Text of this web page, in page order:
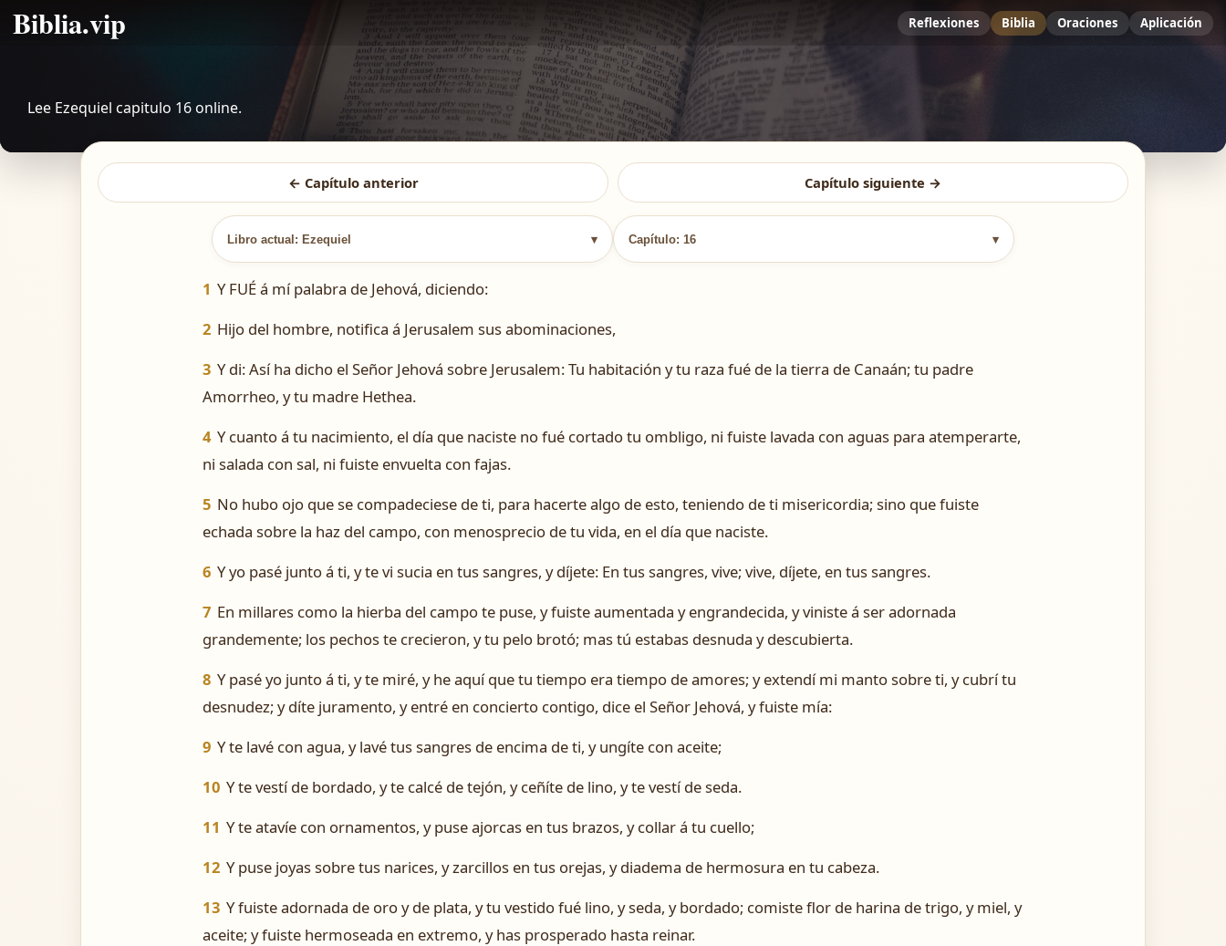
Biblia.vip Reflexiones Biblia Oraciones Aplicación
Lee Ezequiel capitulo 16 online.
← Capítulo anterior Capítulo siguiente →
Libro actual: Ezequiel ▾ Capítulo: 16 ▾
1 Y FUÉ á mí palabra de Jehová, diciendo:
2 Hijo del hombre, notifica á Jerusalem sus abominaciones,
3 Y di: Así ha dicho el Señor Jehová sobre Jerusalem: Tu habitación y tu raza fué de la tierra de Canaán; tu padre
Amorrheo, y tu madre Hethea.
4 Y cuanto á tu nacimiento, el día que naciste no fué cortado tu ombligo, ni fuiste lavada con aguas para atemperarte,
ni salada con sal, ni fuiste envuelta con fajas.
5 No hubo ojo que se compadeciese de ti, para hacerte algo de esto, teniendo de ti misericordia; sino que fuiste
echada sobre la haz del campo, con menosprecio de tu vida, en el día que naciste.
6 Y yo pasé junto á ti, y te vi sucia en tus sangres, y díjete: En tus sangres, vive; vive, díjete, en tus sangres.
7 En millares como la hierba del campo te puse, y fuiste aumentada y engrandecida, y viniste á ser adornada
grandemente; los pechos te crecieron, y tu pelo brotó; mas tú estabas desnuda y descubierta.
8 Y pasé yo junto á ti, y te miré, y he aquí que tu tiempo era tiempo de amores; y extendí mi manto sobre ti, y cubrí tu
desnudez; y díte juramento, y entré en concierto contigo, dice el Señor Jehová, y fuiste mía:
9 Y te lavé con agua, y lavé tus sangres de encima de ti, y ungíte con aceite;
10 Y te vestí de bordado, y te calcé de tejón, y ceñíte de lino, y te vestí de seda.
11 Y te atavíe con ornamentos, y puse ajorcas en tus brazos, y collar á tu cuello;
12 Y puse joyas sobre tus narices, y zarcillos en tus orejas, y diadema de hermosura en tu cabeza.
13 Y fuiste adornada de oro y de plata, y tu vestido fué lino, y seda, y bordado; comiste flor de harina de trigo, y miel, y
aceite; y fuiste hermoseada en extremo, y has prosperado hasta reinar.